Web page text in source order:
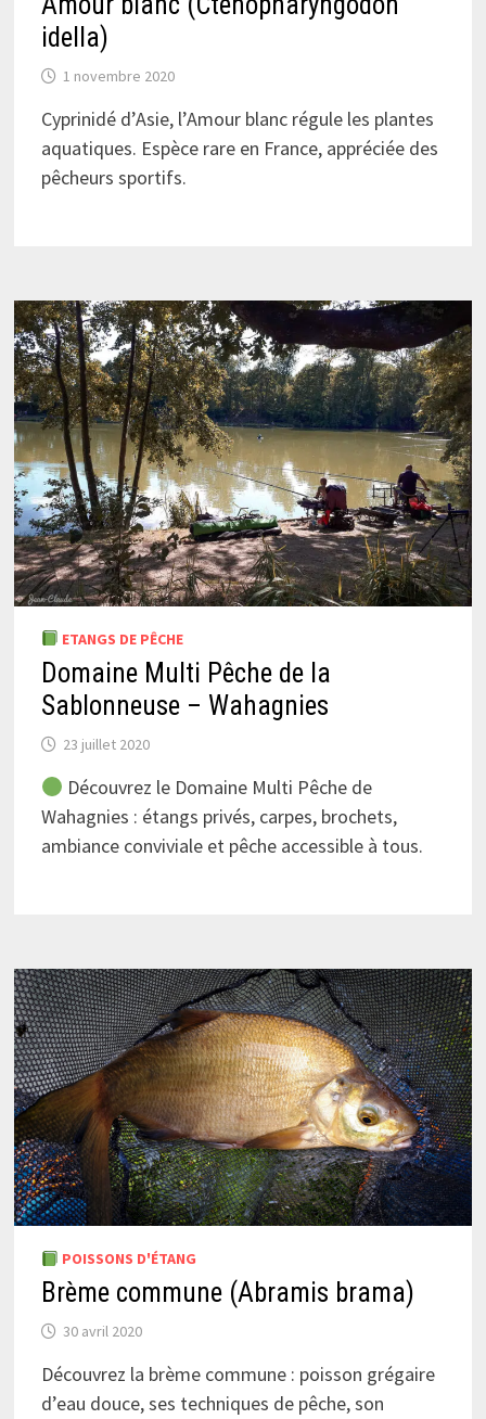
idella)
1 novembre 2020
Cyprinidé d’Asie, l’Amour blanc régule les plantes
aquatiques. Espèce rare en France, appréciée des
pêcheurs sportifs.
ETANGS DE PÊCHE
Domaine Multi Pêche de la
Sablonneuse – Wahagnies
23 juillet 2020
Découvrez le Domaine Multi Pêche de
Wahagnies : étangs privés, carpes, brochets,
ambiance conviviale et pêche accessible à tous.
POISSONS D'ÉTANG
Brème commune (Abramis brama)
30 avril 2020
Découvrez la brème commune : poisson grégaire
d’eau douce, ses techniques de pêche, son